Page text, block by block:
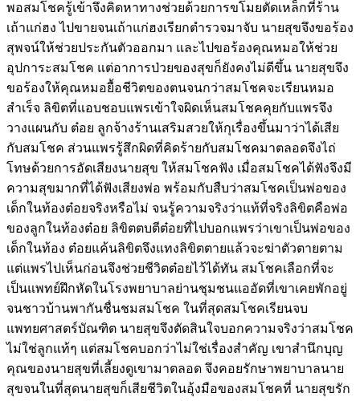
พอสมโชครู้เข้าจึงคิดหาทางช่วยด้วยการขโมยตัดเหล็กที่ร้าน
เถ้าแก่ฮง ไปขายจนเถ้าแก่ฮงเรียกตำรวจมาจับ นายสุขจึงขอร้อง
สุพจน์ให้ช่วยประกันตัวออกมา และไปขอร้องคุณหมอให้ช่วย
อุปการะสมโชค แต่อาการป่วยของสุขก็ยังคงไม่ดีขึ้น นายสุขจึง
ขอร้องให้คุณหมอยื้อชีวิตของตนจนกว่าสมโชคจะเรียนหมอ
สำเร็จ ลิขิตที่แอบชอบแพรเข้าใจผิดเห็นสมโชคคุยกับแพรจึง
วางแผนกับ ต๋อย ลูกจ้างร้านเสริมสวยให้กุเรื่องขึ้นมาว่าได้เสีย
กับสมโชค ส่วนแพรรู้สึกผิดที่คิดร้ายกับสมโชคมาตลอดจึงไถ่
โทษด้วยการอัดเสียงนายสุข ให้สมโชคฟัง เมื่อสมโชคได้ฟังจึงมี
ความสุขมากที่ได้ฟังเสียงพ่อ พร้อมกับสืบว่าสมโชคเป็นพ่อของ
เด็กในท้องต๋อยจริงหรือไม่ จนรู้ความจริงว่าแท้ที่จริงลิขิตคือพ่อ
ของลูกในท้องต๋อย ลิขิตตบตีต๋อยที่ไปบอกแพรว่าเขาเป็นพ่อของ
เด็กในท้อง ต๋อยแค้นลิขิตจึงแทงลิขิตตายแล้วจะฆ่าตัวตายตาม
แต่แพรไปเห็นก่อนจึงช่วยชีวิตต๋อยไว้ได้ทัน สมโชคเลือกที่จะ
เป็นแพทย์ฝึกหัดในโรงพยาบาลย่านชุมชนแออัดที่เขาเคยพักอยู่
จนชาวบ้านพากันชื่นชมสมโชค ในที่สุดสมโชคเรียนจบ
แพทยศาสตร์บัณฑิต นายสุขจึงตัดสินใจบอกความจริงว่าสมโชค
ไม่ใช่ลูกแท้ๆ แต่สมโชคบอกว่าไม่ใช่เรื่องสำคัญ เขาสำนึกบุญ
คุณของนายสุขที่เลี้ยงดูเขามาตลอด จึงคอยรักษาพยาบาลนาย
สุขจนในที่สุดนายสุขก็เสียชีวิตในอุ้งมือของสมโชคที่ นายสุขรัก